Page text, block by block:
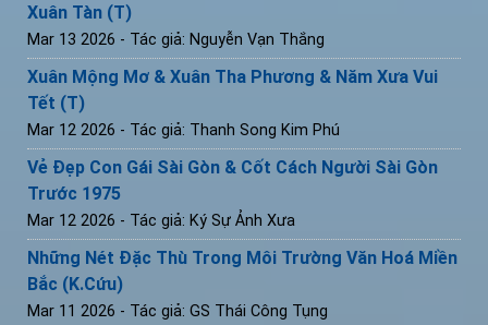
Xuân Tàn (T)
Mar 13 2026 - Tác giả: Nguyễn Vạn Thắng
Xuân Mộng Mơ & Xuân Tha Phương & Năm Xưa Vui
Tết (T)
Mar 12 2026 - Tác giả: Thanh Song Kim Phú
Vẻ Đẹp Con Gái Sài Gòn & Cốt Cách Người Sài Gòn
Trước 1975
Mar 12 2026 - Tác giả: Ký Sự Ảnh Xưa
Những Nét Đặc Thù Trong Môi Trường Văn Hoá Miền
Bắc (K.Cứu)
Mar 11 2026 - Tác giả: GS Thái Công Tụng